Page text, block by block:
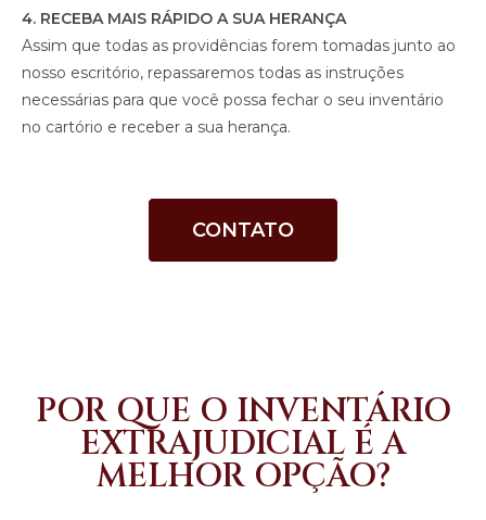
4. RECEBA MAIS RÁPIDO A SUA HERANÇA
Assim que todas as providências forem tomadas junto ao
nosso escritório, repassaremos todas as instruções
necessárias para que você possa fechar o seu inventário
no cartório e receber a sua herança.
CONTATO
POR QUE O INVENTÁRIO
EXTRAJUDICIAL É A
MELHOR OPÇÃO?